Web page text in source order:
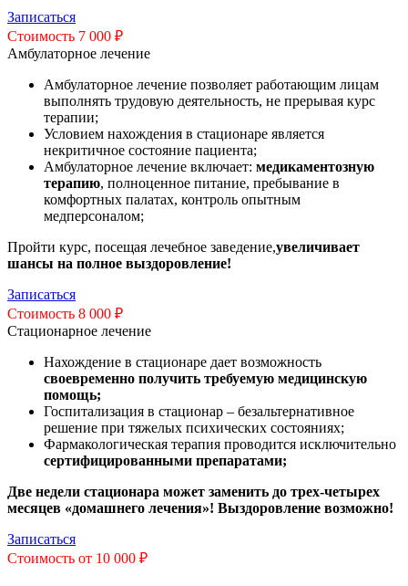
Записаться
Стоимость 7 000 ₽
Амбулаторное лечение
Амбулаторное лечение позволяет работающим лицам
выполнять трудовую деятельность, не прерывая курс
терапии;
Условием нахождения в стационаре является
некритичное состояние пациента;
Амбулаторное лечение включает: медикаментозную
терапию, полноценное питание, пребывание в
комфортных палатах, контроль опытным
медперсоналом;
Пройти курс, посещая лечебное заведение,увеличивает
шансы на полное выздоровление!
Записаться
Стоимость 8 000 ₽
Стационарное лечение
Нахождение в стационаре дает возможность
своевременно получить требуемую медицинскую
помощь;
Госпитализация в стационар – безальтернативное
решение при тяжелых психических состояниях;
Фармакологическая терапия проводится исключительно
сертифицированными препаратами;
Две недели стационара может заменить до трех-четырех
месяцев «домашнего лечения»! Выздоровление возможно!
Записаться
Стоимость от 10 000 ₽